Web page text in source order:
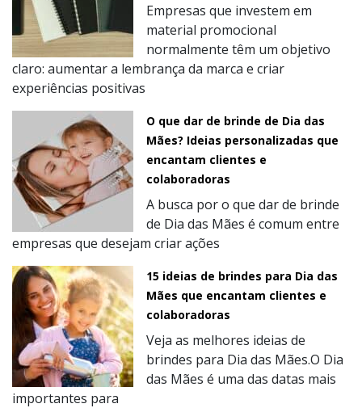
Empresas que investem em
material promocional
normalmente têm um objetivo
claro: aumentar a lembrança da marca e criar
experiências positivas
O que dar de brinde de Dia das
Mães? Ideias personalizadas que
encantam clientes e
colaboradoras
A busca por o que dar de brinde
de Dia das Mães é comum entre
empresas que desejam criar ações
15 ideias de brindes para Dia das
Mães que encantam clientes e
colaboradoras
Veja as melhores ideias de
brindes para Dia das Mães.O Dia
das Mães é uma das datas mais
importantes para